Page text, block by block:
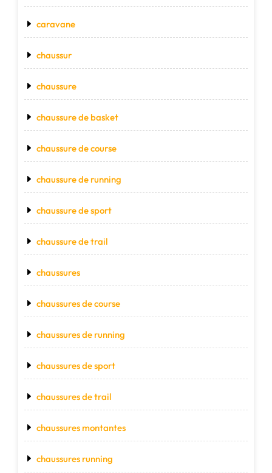
caravane
chaussur
chaussure
chaussure de basket
chaussure de course
chaussure de running
chaussure de sport
chaussure de trail
chaussures
chaussures de course
chaussures de running
chaussures de sport
chaussures de trail
chaussures montantes
chaussures running